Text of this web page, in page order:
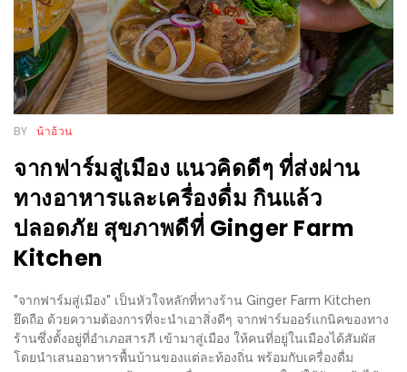
แผนที่
ร้าน
หมู
กระทะ
ทั่ว
งบ
ไม่
ปลาย
อิ่ม
ชิ
ลล์
ไม่
เกิน
BY น้าอ้วน
จากฟาร์มสู่เมือง แนวคิดดีๆ ที่ส่งผ่าน
ทางอาหารและเครื่องดื่ม กินแล้ว
ปลอดภัย สุขภาพดีที่ Ginger Farm
Kitchen
"จากฟาร์มสู่เมือง" เป็นหัวใจหลักที่ทางร้าน Ginger Farm Kitchen
ยึดถือ ด้วยความต้องการที่จะนำเอาสิ่งดีๆ จากฟาร์มออร์แกนิคของทาง
ร้านซึ่งตั้งอยู่ที่อำเภอสารภี เข้ามาสู่เมือง ให้คนที่อยู่ในเมืองได้สัมผัส
โดยนำเสนออาหารพื้นบ้านของแต่ละท้องถิ่น พร้อมกับเครื่องดื่ม